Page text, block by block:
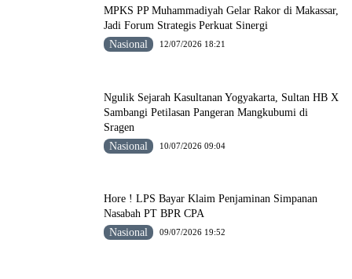
MPKS PP Muhammadiyah Gelar Rakor di Makassar,
Jadi Forum Strategis Perkuat Sinergi
Nasional
12/07/2026 18:21
Ngulik Sejarah Kasultanan Yogyakarta, Sultan HB X
Sambangi Petilasan Pangeran Mangkubumi di
Sragen
Nasional
10/07/2026 09:04
Hore ! LPS Bayar Klaim Penjaminan Simpanan
Nasabah PT BPR CPA
Nasional
09/07/2026 19:52